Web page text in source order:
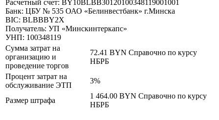
Расчетный счет: BY10BLBB30120100348119001001
Банк: ЦБУ № 535 ОАО «Белинвестбанк» г.Минска
BIC: BLBBBY2X
Получатель: УП «Минскинтеркапс»
УНП: 100348119
Сумма затрат на
организацию и
проведение торгов
72.41 BYN Справочно по курсу
НБРБ
Процент затрат на
обслуживание ЭТП
3%
Размер штрафа
1 464.00 BYN Справочно по курсу
НБРБ